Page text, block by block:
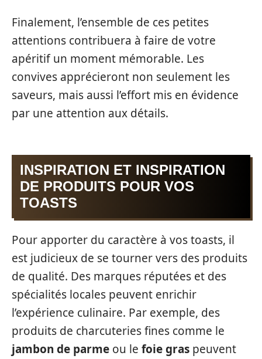
Finalement, l’ensemble de ces petites
attentions contribuera à faire de votre
apéritif un moment mémorable. Les
convives apprécieront non seulement les
saveurs, mais aussi l’effort mis en évidence
par une attention aux détails.
INSPIRATION ET INSPIRATION
DE PRODUITS POUR VOS
TOASTS
Pour apporter du caractère à vos toasts, il
est judicieux de se tourner vers des produits
de qualité. Des marques réputées et des
spécialités locales peuvent enrichir
l’expérience culinaire. Par exemple, des
produits de charcuteries fines comme le
jambon de parme ou le foie gras peuvent